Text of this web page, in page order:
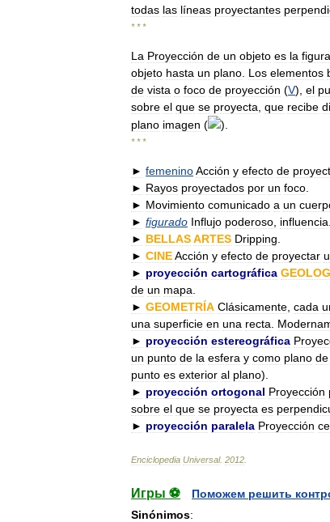
todas las líneas proyectantes
* * *
La Proyección de un objeto es la figura
objeto hasta un plano Los elementos
de vista o foco de proyección (V), el
sobre el que se proyecta que recibe
plano imagen ( ).
* * *
► femeninoAcción y efecto de
► Rayos proyectados por un foco
► Movimiento comunicado a un
► figurado Influjo poderoso influencia
► BELLASARTES Dripping
► CINEAcción y efecto de proyectar
► proyección cartográfica
de un mapa
► GEOMETRÍA Clásicamente cada
una superficie en una recta
► proyección estereográfica
un punto de la esfera y como plano de
punto es exterior al plano).
► proyección ortogonal Proyección
sobre el que se proyecta es
► proyección paralela Proyección
Enciclopedia Universal. 2012
Игры ⚽
Поможем решить
Sinónimos: